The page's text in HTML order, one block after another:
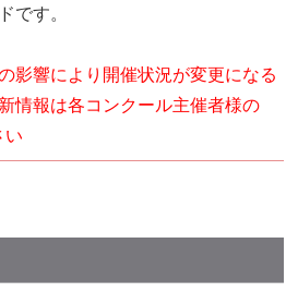
です。
影響により開催状況が変更になる
情報は各コンクール主催者様の
い